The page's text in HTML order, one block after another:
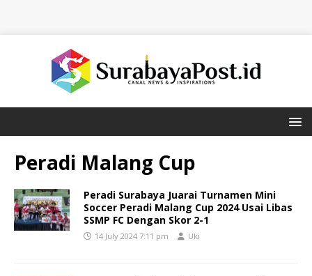
Peradi Malang Cup
Peradi Surabaya Juarai Turnamen Mini
Soccer Peradi Malang Cup 2024 Usai Libas
SSMP FC Dengan Skor 2-1
14 July 2024 7:11 pm Uki